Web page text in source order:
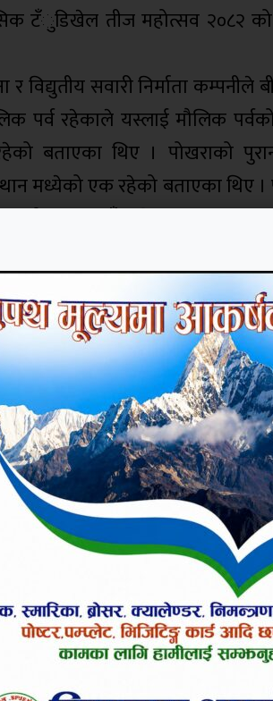
टँुडिखेल तीज महोत्सव २०८२
सवारी निर्माता कम्पनीले
पर्व रहेकाले यस्लाई मौलिक
बताएका थिए । पोखराको
मध्येको एक रहेको बताएका थिए
एउटा नयाँ अभियानमा आफुहरु
गर्ने एउटा नयाँ अभियानमा
लिएर अगाडी बढेको पनि छौ ।
अझै पनि धेरै थुपै समस्या, चुनैती
भाव हैन् सकारात्मक भाव पैदा
भनाई थियो । नेपाल आफैमा
आफैमा एउटा सुन्दर
रहेकाले यस्लाई अझै सपार्ने
श्रमदारा अझ सुन्दर र
इन्द्रेणीले गरेको विभिन्न
थिए । कार्यक्रममा दुई
योगदान दिए वापत स्वर्गिय
संघ संस्था, आमा समुह,
सुरु र्याली वडाका विभिन्न
थियो ।